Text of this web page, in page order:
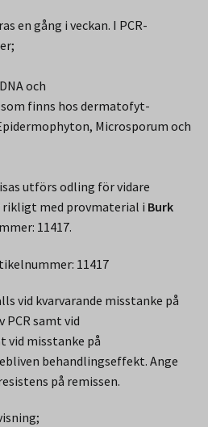
en gång i veckan. I PCR-
och
finns hos dermatofyt-
Microsporum och
utförs odling för vidare
med provmaterial i Burk
11417.
vid kvarvarande misstanke på
samt vid
vid misstanke på
behandlingseffekt. Ange
på remissen.